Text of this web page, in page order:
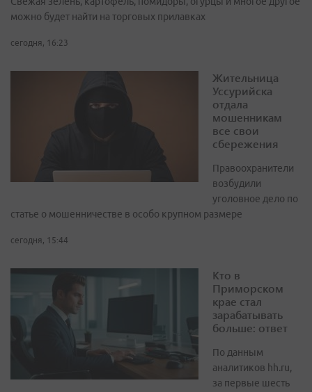
можно будет найти на торговых прилавках
сегодня, 16:23
Жительница
Уссурийска
отдала
мошенникам
все свои
сбережения
Правоохранители
возбудили
уголовное дело по
статье о мошенничестве в особо крупном размере
сегодня, 15:44
Кто в
Приморском
крае стал
зарабатывать
больше: ответ
По данным
аналитиков hh.ru,
за первые шесть